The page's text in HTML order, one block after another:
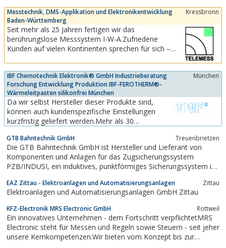
Tischsäulen, Energiesäulen, Aufputzgehäuse,
Unterflursysteme, Schalterprogramm,
Steckdosen, Dateneinsätze, Kabel,
Kabeltraganlagen etc. Mit der...
Messtechnik, DMS-Applikation und Elektronikentwicklung
Baden-Württemberg
Kressbronn
Seit mehr als 25 Jahren fertigen wir das
berührungslose Messsystem I-W-A.Zufriedene
Kunden auf vielen Kontinenten sprechen für sich –
Genauigkeit.Die moderne Messtechnologie von
TELEMESS GmbH bietet Ihnen Lösungen für viele...
IBF Chemotechnik Elektronik® GmbH Industrieberatung
Forschung Entwicklung Produktion IBF-FEROTHERM®-
Wärmeleitpasten silikonfrei München
München
Da wir selbst Hersteller dieser Produkte sind,
können auch kundenspezifische Einstellungen
kurzfristig geliefert werden.Mehr als 30
Wärmeleitsektor, sowie unsere
verfahrenstechnischen Erfahrungen – lösen fast
jedes Anwendungsproblem. Der erfolgreiche
Einsatz dieser Produkte erstreckt...
GTB Bahntechnik GmbH Treuenbrietzen
Die GTB Bahntechnik GmbH ist Hersteller und Lieferant von
Komponenten und Anlagen für das Zugsicherungssystem
PZB/INDUSI, ein induktives, punktförmiges Sicherungssystem in
seinem Sortiment das gesamte Equipment für die INDUSI-
Streckenausrüstungen ab...
EAZ Zittau - Elektroanlagen und Automatisierungsanlagen Zittau
Elektroanlagen und Automatisierungsanlagen GmbH Zittau
KFZ-Electronik MRS Electronic GmbH Rottweil
Ein innovatives Unternehmen - dem Fortschritt verpflichtetMRS
Electronic steht für Messen und Regeln sowie Steuern - seit jeher
unsere Kernkompetenzen.Wir bieten vom Konzept bis zur